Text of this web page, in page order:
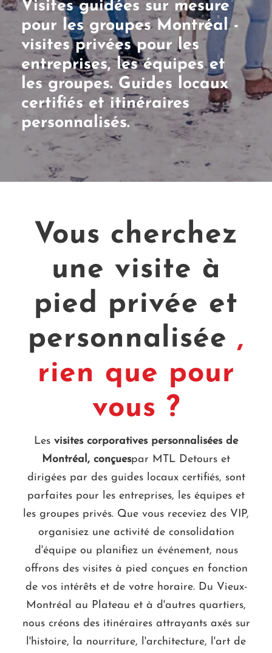
Visites guidées sur mesure
pour les groupes Montréal -
visites privées pour les
entreprises, les équipes et
les groupes. Guides locaux
certifiés et itinéraires
personnalisés.
Vous cherchez
une visite à
pied privée et
personnalisée ,
rien que pour
vous ?
Les visites corporatives personnalisées de
Montréal, conçuespar MTL Detours et
dirigées par des guides locaux certifiés, sont
parfaites pour les entreprises, les équipes et
les groupes privés. Que vous receviez des VIP,
organisiez une activité de consolidation
d'équipe ou planifiez un événement, nous
offrons des visites à pied conçues en fonction
de vos intérêts et de votre horaire. Du Vieux-
Montréal au Plateau et à d'autres quartiers,
nous créons des itinéraires attrayants axés sur
l'histoire, la nourriture, l'architecture, l'art de